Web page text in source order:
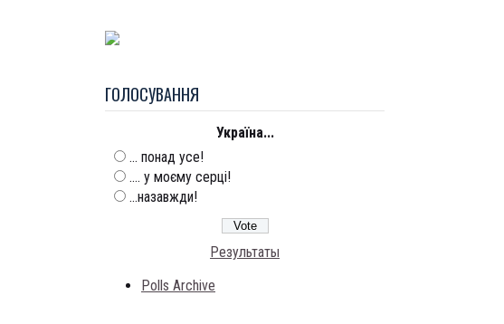
ГОЛОСУВАННЯ
Україна...
... понад усе!
.... у моєму серці!
...назавжди!
Результаты
Polls Archive